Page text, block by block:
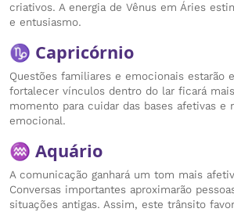
criativos. A energia de Vênus em Áries
e entusiasmo.
♑ Capricórnio
Questões familiares e emocionais estarão
fortalecer vínculos dentro do lar ficará
momento para cuidar das bases afetivas e
emocional.
♒ Aquário
A comunicação ganhará um tom mais
Conversas importantes aproximarão
situações antigas. Assim, este trânsito